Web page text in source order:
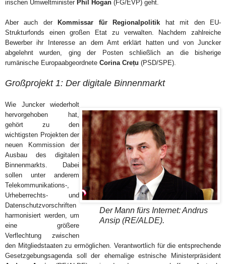
irischen Umweltminister Phil Hogan (FG/EVP) geht.
Aber auch der Kommissar für Regionalpolitik hat mit den EU-
Strukturfonds einen großen Etat zu verwalten. Nachdem zahlreiche
Bewerber ihr Interesse an dem Amt erklärt hatten und von Juncker
abgelehnt wurden, ging der Posten schließlich an die bisherige
rumänische Europaabgeordnete Corina Crețu (PSD/SPE).
Großprojekt 1: Der digitale Binnenmarkt
Der Mann fürs Internet: Andrus
Ansip (RE/ALDE).
Wie Juncker wiederholt
hervorgehoben hat,
gehört zu den
wichtigsten Projekten der
neuen Kommission der
Ausbau des digitalen
Binnenmarkts. Dabei
sollen unter anderem
Telekommunikations-,
Urheberrechts- und
Datenschutzvorschriften
harmonisiert werden, um
eine größere
Verflechtung zwischen
den Mitgliedstaaten zu ermöglichen. Verantwortlich für die entsprechende
Gesetzgebungsagenda sollder ehemalige estnische Ministerpräsident